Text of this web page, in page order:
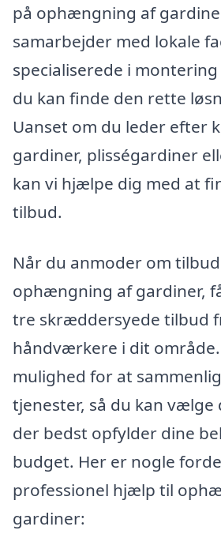
på ophængning af
samarbejder med lokale
specialiserede i
du kan finde den rette
Uanset om du leder efter
gardiner, plisségardiner
kan vi hjælpe dig med at
tilbud.
Når du anmoder om
ophængning af gardiner,
tre skræddersyede tilbud
håndværkere i dit
mulighed for at
tjenester, så du kan vælge
der bedst opfylder dine
budget. Her er nogle
professionel hjælp til
gardiner: